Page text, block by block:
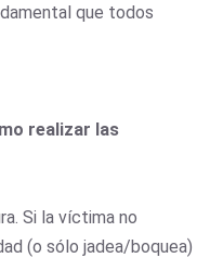
que todos
realizar las
Si la víctima no
(o sólo jadea/boquea)